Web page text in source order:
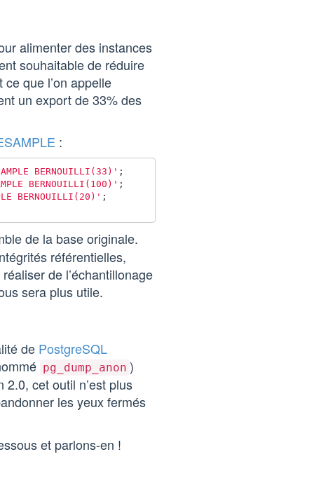
alimenter des instances
souhaitable de réduire
que l’on appelle
un export de 33% des
:
BERNOUILLI(33)' ;
BERNOUILLI(100)' ;
BERNOUILLI(20)' ;
de la base originale.
référentielles,
de l’échantillonage
sera plus utile.
de PostgreSQL
pg_dump_anon )
cet outil n’est plus
les yeux fermés
et parlons-en !